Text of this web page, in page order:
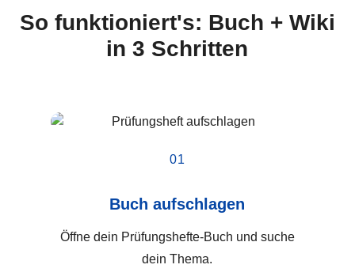
So funktioniert's: Buch + Wiki
in 3 Schritten
01
Buch aufschlagen
Öffne dein Prüfungshefte-Buch und suche
dein Thema.